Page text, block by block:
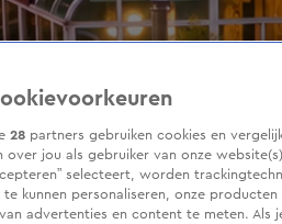
28 partners gebruiken cookies en
over jou als gebruiker van onze
selecteert, worden
kunnen personaliseren, onze
advertenties en content te meten. Als